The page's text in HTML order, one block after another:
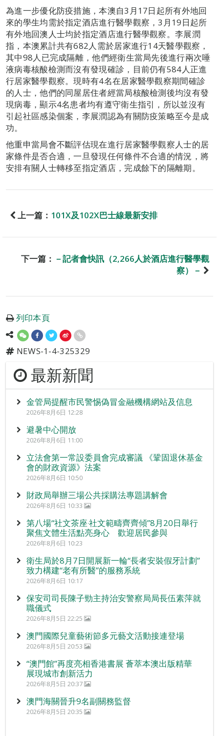
為進一步優化防疫措施，本澳自3月17日起所有外地回
來的學生均需於指定酒店進行醫學觀察，3月19日起所
有外地回澳人士均於指定酒店進行醫學觀察。李展潤
指，本澳累計共有682人需於居家進行14天醫學觀察，
其中98人已完成隔離，他們經衛生當局先後進行兩次唾
液病毒核酸檢測而沒有發現確診，目前仍有584人正進
行居家醫學觀察。現時有4名在居家醫學觀察期間確診
的人士，他們的同屋居住者經當局核酸檢測後均沒有發
現病毒，顯示4名患者均有遵守衛生指引，所以並沒有
引起社區感染個案，李展潤認為有關防疫策略至今是成
功。
他重申當局會不斷評估現在進行居家醫學觀察人士的居
家條件是否合適，一旦發現任何條件不合適的情況，將
安排有關人士轉移至指定酒店，完成餘下的隔離期。
上一篇： 101X及102X巴士線最新安排
下一篇： －記者會快訊（2,266人於酒店進行醫學觀
察）－
列印本頁
NEWS-1-4-325329
最新新聞
金管局提醒市民警惕偽冒金融機構網站及信息
2026年8月6日 12:28
避暑中心開放
2026年8月6日 11:00
立法會第一常設委員會完成審議 《鞏固退休基金
會的財政資源》法案
2026年8月6日 10:50
財政局舉辦三場公共採購法專題講解會
2026年8月6日 10:33
第八場“社文茶座‧社文範疇齊齊傾”8月20日舉行
聚焦文體生活點亮身心 歡迎居民參與
2026年8月6日 10:23
衛生局於8月7日開展新一輪“長者安裝假牙計劃”
致力構建“老有所醫”的服務系統
2026年8月6日 10:17
保安司司長陳子勁主持治安警察局局長伍素萍就
職儀式
2026年8月5日 22:25
澳門國際兒童藝術節多元藝文活動接連登場
2026年8月5日 20:53
“澳門館”再度亮相香港書展 薈萃本澳出版精華
展現城市創新活力
2026年8月5日 20:37
澳門海關晉升9名副關務監督
2026年8月5日 20:35